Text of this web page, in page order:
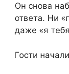
Он снова
ответа. Ни
даже «я
Гости